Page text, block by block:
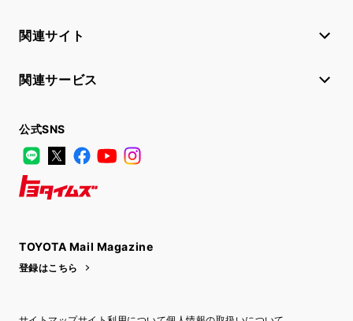
関連サイト
関連サービス
公式SNS
LINE
X FacebookYouTube
TOYOTA Mail Magazine
登録はこちら